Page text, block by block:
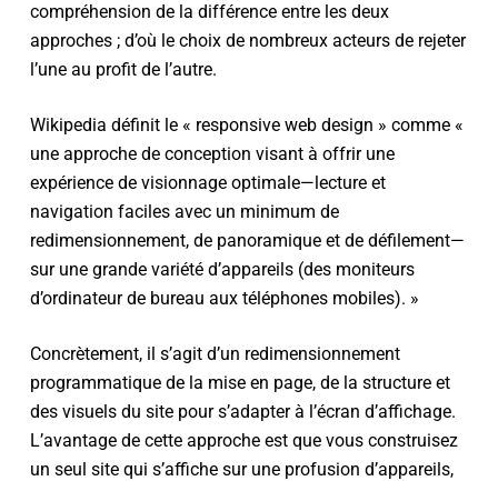
compréhension de la différence entre les deux
approches ; d’où le choix de nombreux acteurs de rejeter
l’une au profit de l’autre.
Wikipedia définit le « responsive web design » comme «
une approche de conception visant à offrir une
expérience de visionnage optimale—lecture et
navigation faciles avec un minimum de
redimensionnement, de panoramique et de défilement—
sur une grande variété d’appareils (des moniteurs
d’ordinateur de bureau aux téléphones mobiles). »
Concrètement, il s’agit d’un redimensionnement
programmatique de la mise en page, de la structure et
des visuels du site pour s’adapter à l’écran d’affichage.
L’avantage de cette approche est que vous construisez
un seul site qui s’affiche sur une profusion d’appareils,